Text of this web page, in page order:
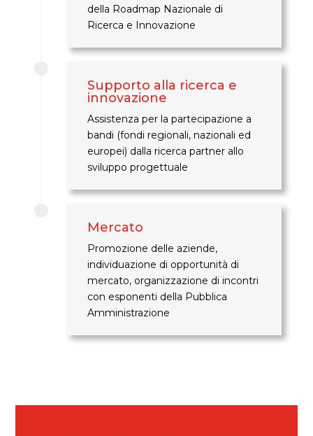
della Roadmap Nazionale di
Ricerca e Innovazione
Supporto alla ricerca e
innovazione
Assistenza per la partecipazione a
bandi (fondi regionali, nazionali ed
europei) dalla ricerca partner allo
sviluppo progettuale
Mercato
Promozione delle aziende,
individuazione di opportunità di
mercato, organizzazione di incontri
con esponenti della Pubblica
Amministrazione